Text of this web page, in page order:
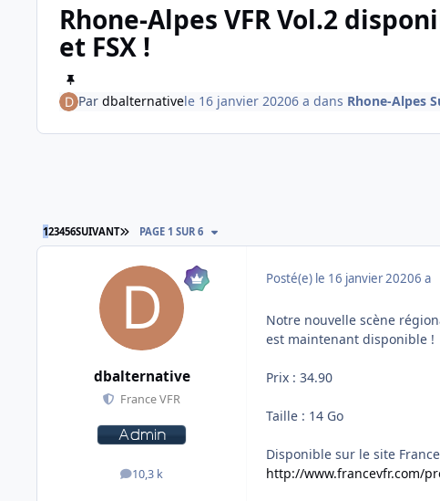
Rhone-Alpes VFR Vol.2
et FSX !
Par dbalternativele 16 janvier 20206 a dans Rhone-Alpes
123456SUIVANT DERNIÈRE PAGE
PAGE 1 SUR 6
dbalternative
France VFR
10,3 k
messages
Posté(e) le 16 janvier 20206 a
Notre nouvelle scène
est maintenant disponible !
Prix : 34.90
Taille : 14 Go
Disponible sur le site France
http://www.francevfr.com/